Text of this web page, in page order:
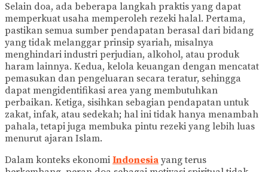
Selain doa, ada beberapa langkah praktis yang dapat
memperkuat usaha memperoleh rezeki halal. Pertama,
pastikan semua sumber pendapatan berasal dari bidang
yang tidak melanggar prinsip syariah, misalnya
menghindari industri perjudian, alkohol, atau produk
haram lainnya. Kedua, kelola keuangan dengan mencatat
pemasukan dan pengeluaran secara teratur, sehingga
dapat mengidentifikasi area yang membutuhkan
perbaikan. Ketiga, sisihkan sebagian pendapatan untuk
zakat, infak, atau sedekah; hal ini tidak hanya menambah
pahala, tetapi juga membuka pintu rezeki yang lebih luas
menurut ajaran Islam.
Dalam konteks ekonomi Indonesia yang terus